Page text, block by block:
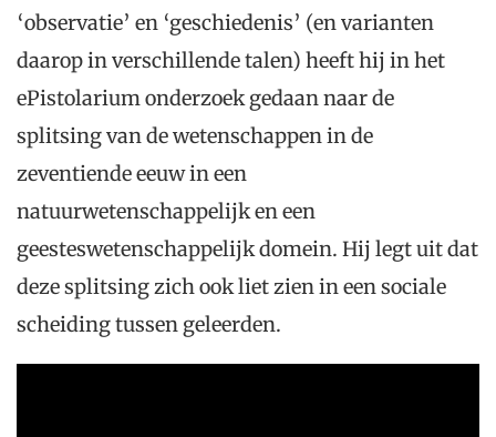
‘observatie’ en ‘geschiedenis’ (en varianten
daarop in verschillende talen) heeft hij in het
ePistolarium onderzoek gedaan naar de
splitsing van de wetenschappen in de
zeventiende eeuw in een
natuurwetenschappelijk en een
geesteswetenschappelijk domein. Hij legt uit dat
deze splitsing zich ook liet zien in een sociale
scheiding tussen geleerden.